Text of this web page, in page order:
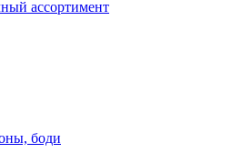
ассортимент
боди